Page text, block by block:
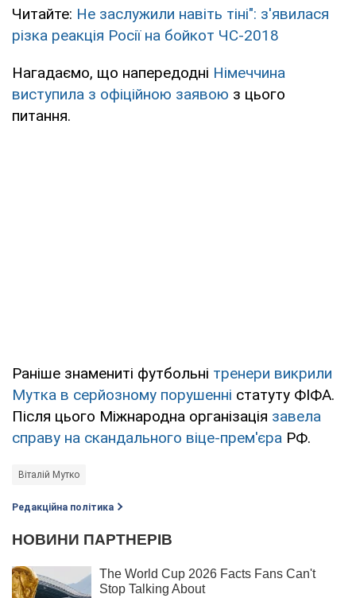
Читайте: Не заслужили навіть тіні": з'явилася
різка реакція Росії на бойкот ЧС-2018
Нагадаємо, що напередодні Німеччина
виступила з офіційною заявою з цього
питання.
Раніше знамениті футбольні тренери викрили
Мутка в серйозному порушенні статуту ФІФА.
Після цього Міжнародна організація завела
справу на скандального віце-прем'єра РФ.
Віталій Мутко
Редакційна політика